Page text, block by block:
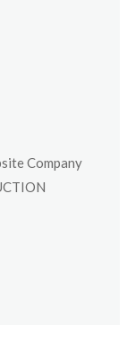
Company